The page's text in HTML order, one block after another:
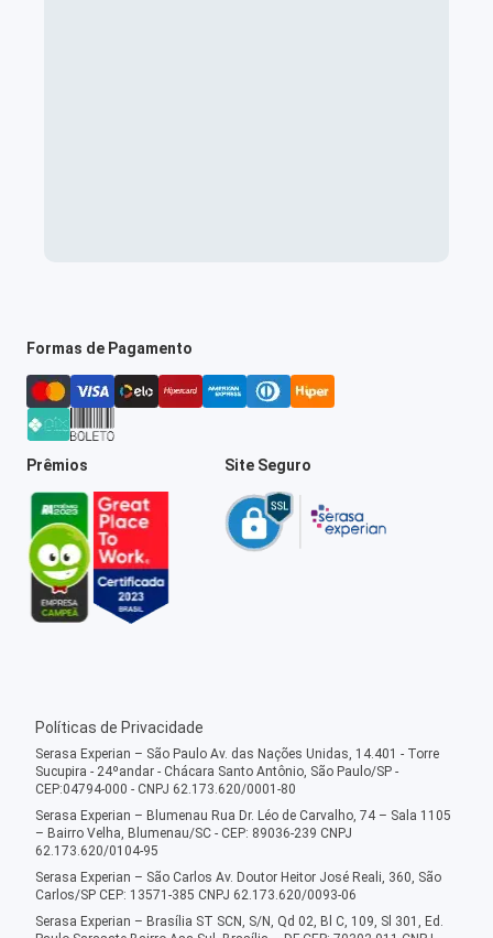
Formas de Pagamento
Prêmios Site Seguro
Políticas de Privacidade
Serasa Experian – São Paulo Av. das Nações Unidas, 14.401 - Torre
Sucupira - 24ºandar - Chácara Santo Antônio, São Paulo/SP -
CEP:04794-000 - CNPJ 62.173.620/0001-80
Serasa Experian – Blumenau Rua Dr. Léo de Carvalho, 74 – Sala 1105
– Bairro Velha, Blumenau/SC - CEP: 89036-239 CNPJ
62.173.620/0104-95
Serasa Experian – São Carlos Av. Doutor Heitor José Reali, 360, São
Carlos/SP CEP: 13571-385 CNPJ 62.173.620/0093-06
Serasa Experian – Brasília ST SCN, S/N, Qd 02, Bl C, 109, Sl 301, Ed.